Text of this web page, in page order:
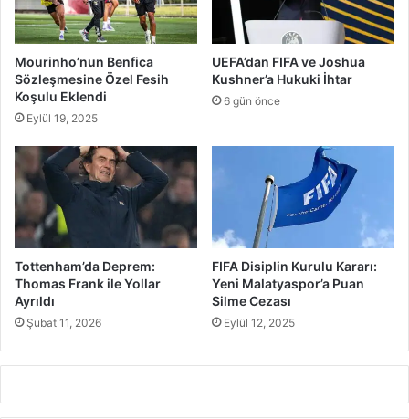
Mourinho’nun Benfica
Sözleşmesine Özel Fesih
Koşulu Eklendi
Eylül 19, 2025
UEFA’dan FIFA ve Joshua
Kushner’a Hukuki İhtar
6 gün önce
Tottenham’da Deprem:
Thomas Frank ile Yollar
Ayrıldı
Şubat 11, 2026
FIFA Disiplin Kurulu Kararı:
Yeni Malatyaspor’a Puan
Silme Cezası
Eylül 12, 2025